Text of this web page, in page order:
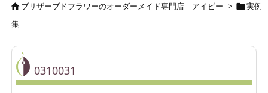
検索
ブリザーブドフラワーのオーダーメイド専門店｜アイビー > 実例
集
0310031